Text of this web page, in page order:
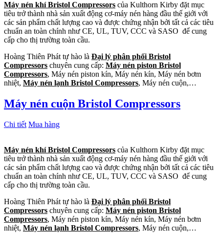
Máy nén khí Bristol Compressors của Kulthorn Kirby đặt mục
tiêu trở thành nhà sản xuất động cơ-máy nén hàng đầu thế giới với
các sản phẩm chất lượng cao và được chứng nhận bởi tất cả các tiêu
chuẩn an toàn chính như CE, UL, TUV, CCC và SASO để cung
cấp cho thị trường toàn cầu.
Hoàng Thiên Phát tự hào là Đại lý phân phối Bristol
Compressors chuyên cung cấp: Máy nén piston Bristol
Compressors, Máy nén piston kín, Máy nén kín, Máy nén bơm
nhiệt, Máy nén lạnh Bristol Compressors, Máy nén cuộn,…
Máy nén cuộn Bristol Compressors
Chi tiết Mua hàng
Máy nén khí Bristol Compressors của Kulthorn Kirby đặt mục
tiêu trở thành nhà sản xuất động cơ-máy nén hàng đầu thế giới với
các sản phẩm chất lượng cao và được chứng nhận bởi tất cả các tiêu
chuẩn an toàn chính như CE, UL, TUV, CCC và SASO để cung
cấp cho thị trường toàn cầu.
Hoàng Thiên Phát tự hào là Đại lý phân phối Bristol
Compressors chuyên cung cấp: Máy nén piston Bristol
Compressors, Máy nén piston kín, Máy nén kín, Máy nén bơm
nhiệt, Máy nén lạnh Bristol Compressors, Máy nén cuộn,…